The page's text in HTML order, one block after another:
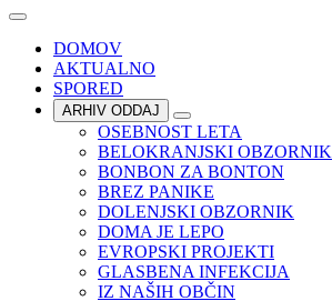
DOMOV
AKTUALNO
SPORED
ARHIV ODDAJ
OSEBNOST LETA
BELOKRANJSKI OBZORNIK
BONBON ZA BONTON
BREZ PANIKE
DOLENJSKI OBZORNIK
DOMA JE LEPO
EVROPSKI PROJEKTI
GLASBENA INFEKCIJA
IZ NAŠIH OBČIN